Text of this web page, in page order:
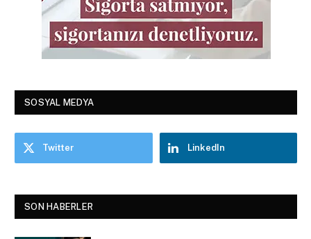
SOSYAL MEDYA
Twitter LinkedIn
SON HABERLER